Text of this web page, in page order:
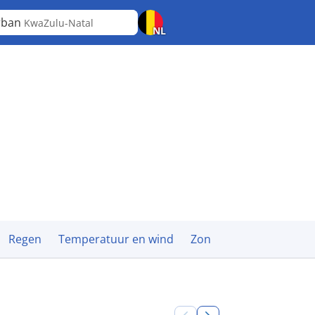
KwaZulu-Natal
NL
Regen Temperatuur en wind Zon